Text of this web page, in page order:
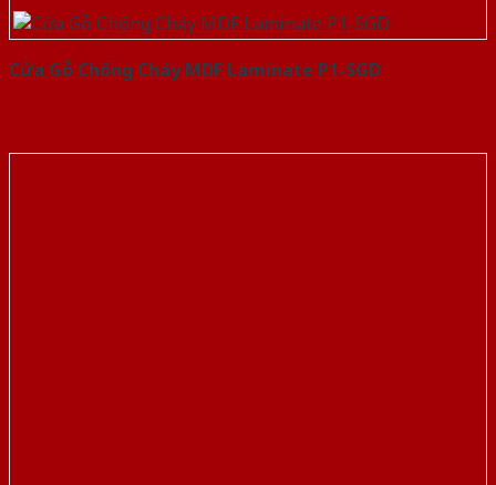
Cửa Gỗ Chống Cháy MDF Laminate P1-SGD